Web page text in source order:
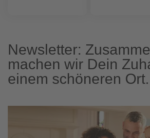
Newsletter:
machen wir Dein
einem schöneren Ort.